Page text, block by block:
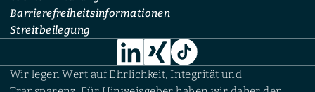
Barrierefreiheitsinformationen
Streitbeilegung
Wir legen Wert auf Ehrlichkeit, Integrität und